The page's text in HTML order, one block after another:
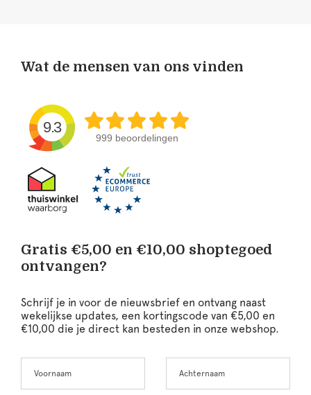
Wat de mensen van ons vinden
9.3
999 beoordelingen
Gratis €5,00 en €10,00 shoptegoed
ontvangen?
Schrijf je in voor de nieuwsbrief en ontvang naast
wekelijkse updates, een kortingscode van €5,00 en
€10,00 die je direct kan besteden in onze webshop.
this